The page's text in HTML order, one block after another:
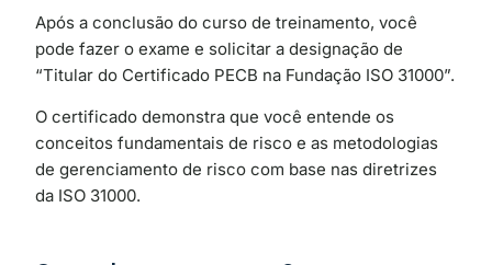
Após a conclusão do curso de treinamento, você
pode fazer o exame e solicitar a designação de
“Titular do Certificado PECB na Fundação ISO 31000”.
O certificado demonstra que você entende os
conceitos fundamentais de risco e as metodologias
de gerenciamento de risco com base nas diretrizes
da ISO 31000.